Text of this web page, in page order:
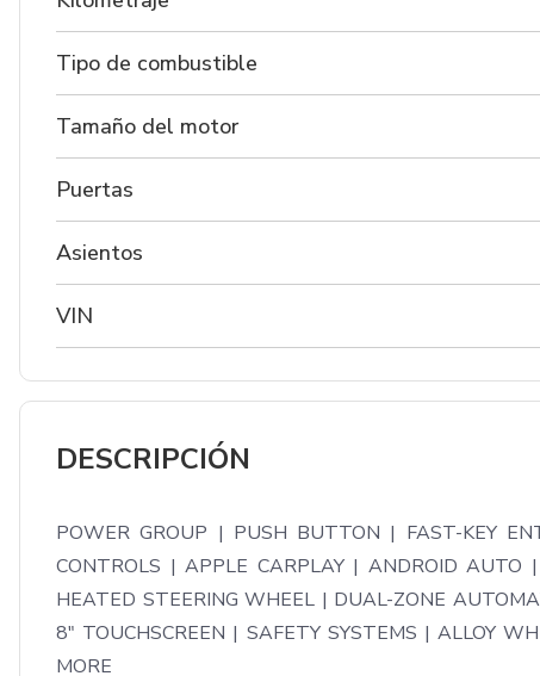
Tipo de combustible
Tamaño del motor
Puertas
Asientos
VIN
DESCRIPCIÓN
POWER GROUP | PUSH BUTTON | FAST-KEY
CONTROLS | APPLE CARPLAY | ANDROID AUTO
HEATED STEERING WHEEL | DUAL-ZONE
8" TOUCHSCREEN | SAFETY SYSTEMS | ALLOY
MORE